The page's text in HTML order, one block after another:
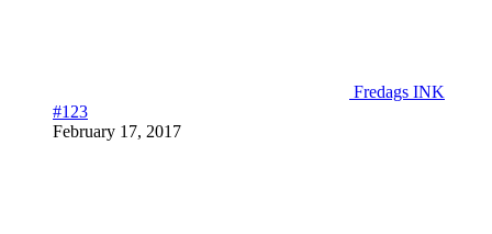
Fredags INK
#123
February 17, 2017